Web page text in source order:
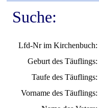
Suche:
Lfd-Nr im Kirchenbuch:
Geburt des Täuflings:
Taufe des Täuflings:
Vorname des Täuflings: